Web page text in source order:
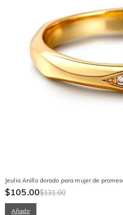
Jeulia Anillo dorado para mujer de
$105.00$131.00
Añadir